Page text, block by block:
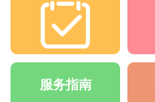
服务指南